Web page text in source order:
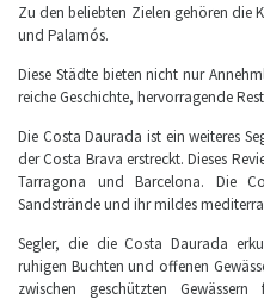
Zu den beliebten Zielen gehören die
und Palamós.
Diese Städte bieten nicht nur
reiche Geschichte, hervorragende
Die Costa Daurada ist ein weiteres
der Costa Brava erstreckt. Dieses
Tarragona und Barcelona. Die
Sandstrände und ihr mildes
Segler, die die Costa Daurada
ruhigen Buchten und offenen
zwischen geschützten